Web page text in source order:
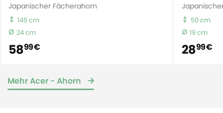
Japanischer Fächerahorn
145 cm
24 cm
5899 €
50 cm
19 cm
2899 €
Mehr Acer - Ahorn